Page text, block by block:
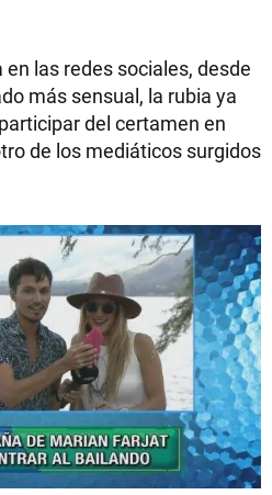
las redes sociales, desde
más sensual, la rubia ya
del certamen en
de los mediáticos surgidos